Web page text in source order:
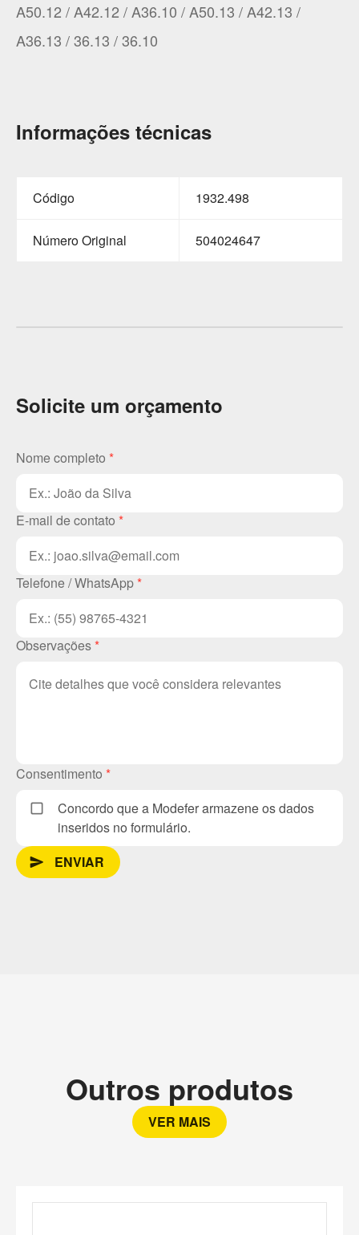
A50.12 / A42.12 / A36.10 / A50.13 / A42.13 /
A36.13 / 36.13 / 36.10
Informações técnicas
Código 1932.498
Número Original 504024647
Solicite um orçamento
Nome completo *
E-mail de contato *
Telefone / WhatsApp *
Observações *
Consentimento *
Concordo que a Modefer armazene os dados
inseridos no formulário.
send_messageENVIAR
Outros produtos
VER MAIS